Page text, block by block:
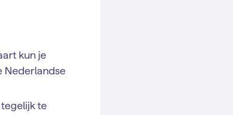
kun je
Nederlandse
te